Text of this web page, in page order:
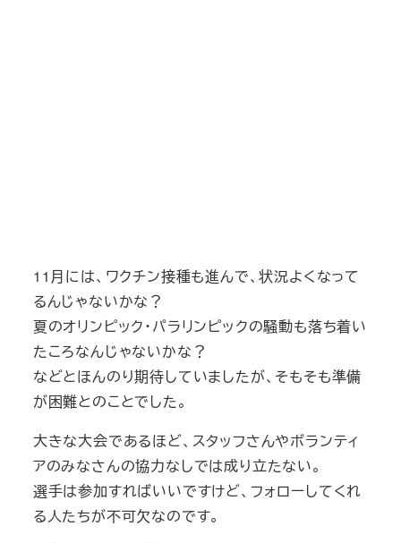
11月には、ワクチン接種も進んで、状況よくなって
るんじゃないかな？
夏のオリンピック・パラリンピックの騒動も落ち着い
たころなんじゃないかな？
などとほんのり期待していましたが、そもそも準備
が困難とのことでした。
大きな大会であるほど、スタッフさんやボランティ
アのみなさんの協力なしでは成り立たない。
選手は参加すればいいですけど、フォローしてくれ
る人たちが不可欠なのです。